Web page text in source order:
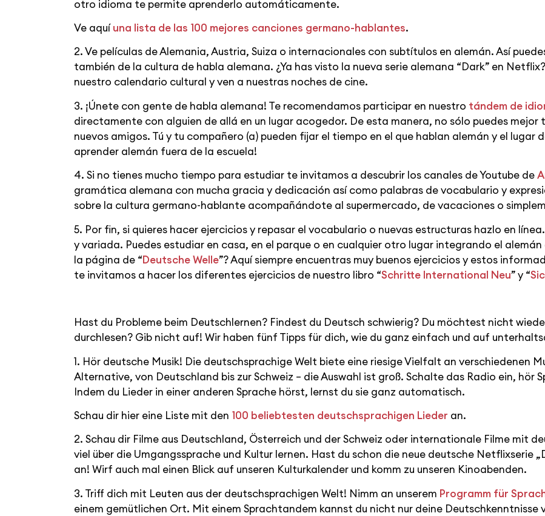
otro idioma te permite aprenderlo automáticamente.
Ve aquíuna lista de las 100 mejores canciones germano-hablantes.
2. Ve películas de Alemania, Austria, Suiza o internacionales con subtítulos en alemán. Así
también de la cultura de habla alemana. ¿Ya has visto la nueva serie alemana “Dark” en
nuestro calendario cultural y ven a nuestras noches de cine.
3. ¡Únete con gente de habla alemana! Te recomendamos participar en nuestro tándem de
directamente con alguien de allá en un lugar acogedor. De esta manera, no sólo puedes
nuevos amigos. Tú y tu compañero (a) pueden fijar el tiempo en el que hablan alemán y el lugar
aprender alemán fuera de la escuela!
4. Si no tienes mucho tiempo para estudiar te invitamos a descubrir los canales de Youtube de
gramática alemana con mucha gracia y dedicación así como palabras de vocabulario y
sobre la cultura germano-hablante acompañándote al supermercado, de vacaciones o
5. Por fin, si quieres hacer ejercicios y repasar el vocabulario o nuevas estructuras hazlo en
y variada. Puedes estudiar en casa, en el parque o en cualquier otro lugar integrando el
la página de “Deutsche Welle”? Aquí siempre encuentras muy buenos ejercicios y estos
te invitamos a hacer los diferentes ejercicios de nuestro libro “Schritte International Neu” y “
Hast du Probleme beim Deutschlernen? Findest du Deutsch schwierig? Du möchtest nicht
durchlesen? Gib nicht auf! Wir haben fünf Tipps für dich, wie du ganz einfach und auf
1. Hör deutsche Musik! Die deutschsprachige Welt biete eine riesige Vielfalt an verschiedenen
Alternative, von Deutschland bis zur Schweiz – die Auswahl ist groß. Schalte das Radio ein, hör
Indem du Lieder in einer anderen Sprache hörst, lernst du sie ganz automatisch.
Schau dir hier eine Liste mit den 100 beliebtesten deutschsprachigen Lieder an.
2. Schau dir Filme aus Deutschland, Österreich und der Schweiz oder internationale Filme mit
viel über die Umgangssprache und Kultur lernen. Hast du schon die neue deutsche Netflixserie
an! Wirf auch mal einen Blick auf unseren Kulturkalender und komm zu unseren Kinoabenden.
3. Triff dich mit Leuten aus der deutschsprachigen Welt! Nimm an unserem Programm für
einem gemütlichen Ort. Mit einem Sprachtandem kannst du nicht nur deine Deutschkenntnisse